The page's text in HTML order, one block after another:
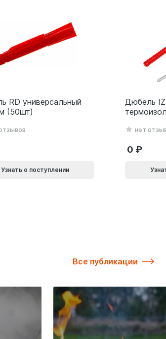
RD универсальный
(50шт)
Узнать о поступлении
Дюбель
10х140мм
нет
0
Все публикации